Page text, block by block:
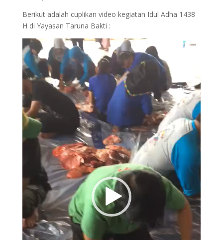
Berikut adalah cuplikan video kegiatan Idul Adha 1438
H di Yayasan Taruna Bakti :
Video
Player